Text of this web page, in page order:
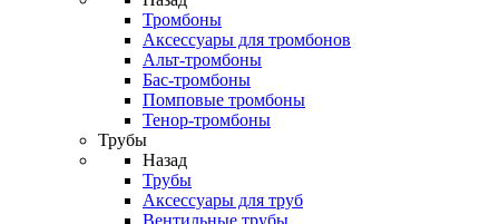
Тромбоны
Аксессуары для тромбонов
Альт-тромбоны
Бас-тромбоны
Помповые тромбоны
Тенор-тромбоны
Трубы
Назад
Трубы
Аксессуары для труб
Вентильные трубы